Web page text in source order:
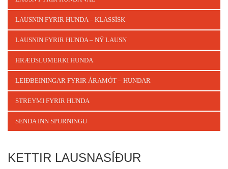
LAUSNIN FYRIR HUNDA – KLASSÍSK
LAUSNIN FYRIR HUNDA – NÝ LAUSN
HRÆÐSLUMERKI HUNDA
LEIÐBEININGAR FYRIR ÁRAMÓT – HUNDAR
STREYMI FYRIR HUNDA
SENDA INN SPURNINGU
KETTIR LAUSNASÍÐUR